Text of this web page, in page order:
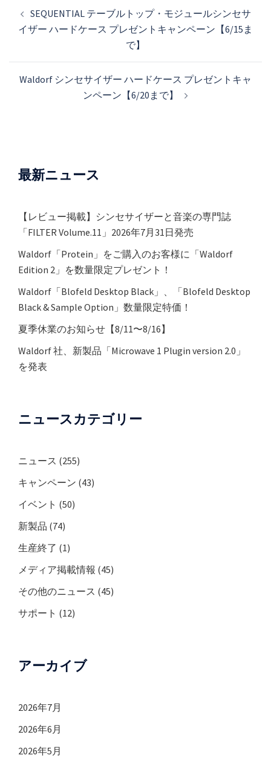
稿
ナ
ゲ
ー
SEQUENTIAL テーブルトップ・モジュールシンセサ
イザー ハードケース プレゼントキャンペーン【6/15ま
で】
Waldorf シンセサイザー ハードケース プレゼントキャ
ンペーン【6/20まで】
最新ニュース
【レビュー掲載】シンセサイザーと音楽の専門誌
「FILTER Volume.11」2026年7月31日発売
Waldorf「Protein」をご購入のお客様に「Waldorf
Edition 2」を数量限定プレゼント！
Waldorf「Blofeld Desktop Black」、「Blofeld Desktop
Black & Sample Option」数量限定特価！
夏季休業のお知らせ【8/11〜8/16】
Waldorf 社、新製品「Microwave 1 Plugin version 2.0」
を発表
ニュースカテゴリー
ニュース (255)
キャンペーン (43)
イベント (50)
新製品 (74)
生産終了 (1)
メディア掲載情報 (45)
その他のニュース (45)
サポート (12)
アーカイブ
2026年7月
2026年6月
2026年5月